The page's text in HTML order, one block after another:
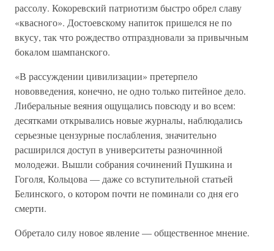
рассолу. Кокоревский патриотизм быстро обрел славу
«квасного». Достоевскому напиток пришелся не по
вкусу, так что рождество отпраздновали за привычным
бокалом шампанского.
«В рассуждении цивилизации» претерпело
нововведения, конечно, не одно только питейное дело.
Либеральные веяния ощущались повсюду и во всем:
десятками открывались новые журналы, наблюдались
серьезные цензурные послабления, значительно
расширился доступ в университеты разночинной
молодежи. Вышли собрания сочинений Пушкина и
Гоголя, Кольцова — даже со вступительной статьей
Белинского, о котором почти не поминали со дня его
смерти.
Обретало силу новое явление — общественное мнение.